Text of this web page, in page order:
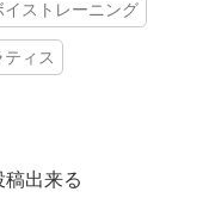
イストレーニング
ティス
出来る